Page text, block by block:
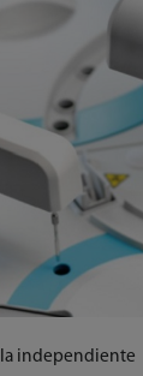
independiente